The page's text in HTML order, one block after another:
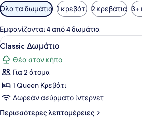
Διαθέσιμα
φίλτρα
για
τα
δωμάτια
Όλα τα δωμάτια 1 κρεβάτι 2 κρεβάτια 3+
Εμφανίζονται 4 από 4 δωμάτια
Προβολή
όλων
των
φωτογραφιών
για
Classic
Δωμάτιο
Ένα
6
Classic Δωμάτιο
Θέα στον κήπο
Για 2 άτομα
1 Queen Κρεβάτι
Δωρεάν ασύρματο ίντερνετ
Περισσότερες λεπτομέρειες
Περισσότερες